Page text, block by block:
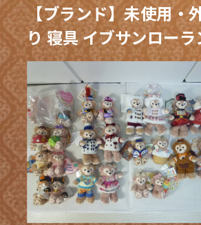
【ブランド】未使用・
り 寝具 イブサンローラ
ェッジウッド 布団 買
専門 金沢買取プラザ